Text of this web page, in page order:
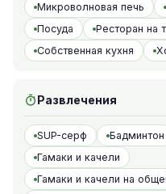
Микроволновая печь
Посуда
Ресторан на
Собственная кухня
Развлечения
SUP-серф Бадминтон
Гамаки и качели
Гамаки и качели на